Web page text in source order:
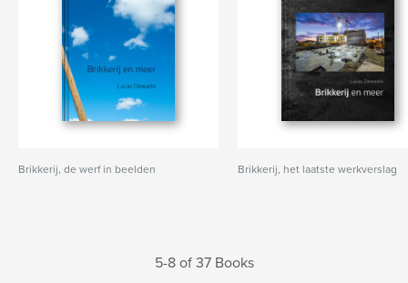
Brikkerij, de werf in beelden Brikkerij, het laatste werkverslag
5-8 of 37 Books